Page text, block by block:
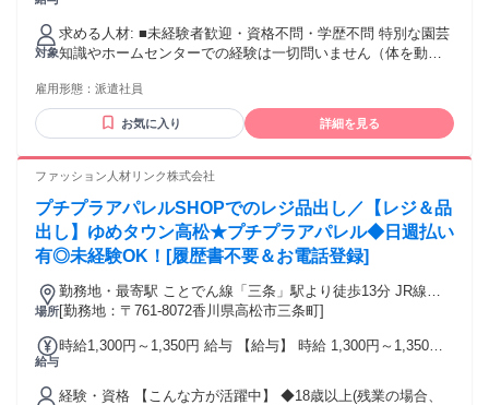
対象
求める人材: ■未経験者歓迎・資格不問・学歴不問 特別な園芸
知識やホームセンターでの経験は一切問いません（体を動か
す）。 ■このような方にぴったりの職場です * じっと座って
いるよりも、体を動かしながらテキパキと働くのが好きな方 *
週2日〜3日程度の勤務で、プライベートを最優先にしたい方 *
活躍したい方
雇用形態： 派遣社員
お気に入り 詳細を見る
ファッション人材リンク株式会社
プチプラアパレルSHOPでのレジ品出し／【レジ＆品
出し】ゆめタウン高松★プチプラアパレル◆日週払い
有◎未経験OK！[履歴書不要＆お電話登録]
場所
勤務地・最寄駅 ことでん線「三条」駅より徒歩13分 JR線
「高松」駅よりバス15分 ※交通費支給 ※車通勤OK
[勤務地：〒761-8072香川県高松市三条町]
給与
時給1,300円～1,350円 給与 【給与】 時給 1,300円～1,350円
≪銀行口座指定なし！≫ 【日・週払いOK】 急な出費も安心♪
経験・資格 【こんな方が活躍中】 ◆18歳以上(残業の場合、